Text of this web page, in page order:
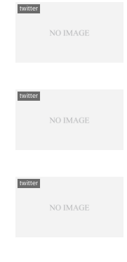
twitter
twitter
twitter